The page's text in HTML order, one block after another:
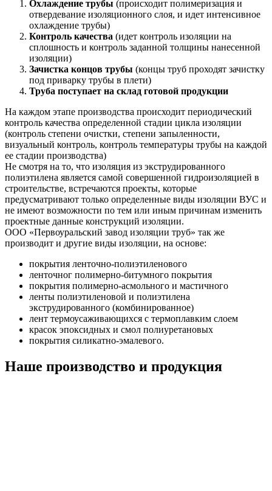
Охлаждение трубы (происходит полимеризация и
отвердевание изоляционного слоя, и идет интенсивное
охлаждение трубы)
Контроль качества (идет контроль изоляции на
сплошность и контроль заданной толщины нанесенной
изоляции)
Зачистка концов трубы (концы труб проходят зачистку
под приварку трубы в плети)
Труба поступает на склад готовой продукции
На каждом этапе производства происходит периодический
контроль качества определенной стадии цикла изоляции
(контроль степени очистки, степени запыленности,
визуальный контроль, контроль температуры трубы на каждой
ее стадии производства)
Не смотря на то, что изоляция из экструдированного
полиэтилена является самой совершенной гидроизоляцией в
строительстве, встречаются проекты, которые
предусматривают только определенные виды изоляции ВУС и
не имеют возможности по тем или иным причинам изменить
проектные данные конструкций изоляции.
ООО «Первоуральский завод изоляции труб» так же
производит и другие виды изоляции, на основе:
покрытия ленточно-полиэтиленового
ленточног полимерно-битумного покрытия
покрытия полимерно-асмольного и мастичного
ленты полиэтиленовой и полиэтилена
экструдированного (комбинированное)
лент термоусаживающихся с термоплавким слоем
красок эпоксидных и смол полиуретановых
покрытия силикатно-эмалевого.
Наше производство и продукция